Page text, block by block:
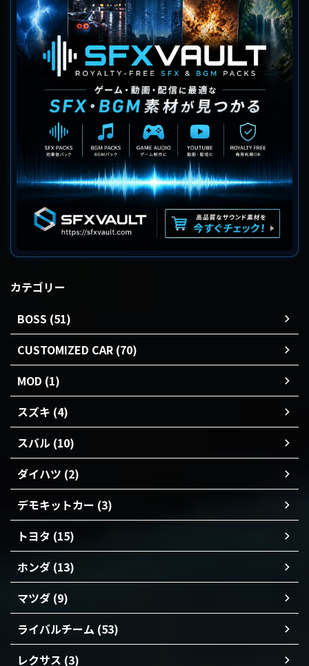
カテゴリー
BOSS (51)
CUSTOMIZED CAR (70)
MOD (1)
スズキ (4)
スバル (10)
ダイハツ (2)
デモキットカー (3)
トヨタ (15)
ホンダ (13)
マツダ (9)
ライバルチーム (53)
レクサス (3)